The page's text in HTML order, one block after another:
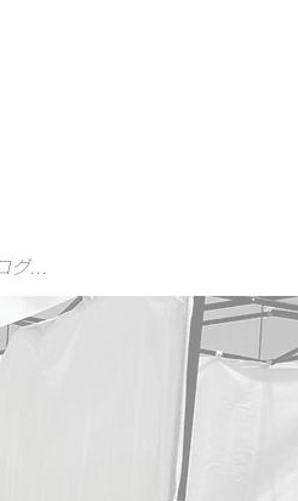
グイン